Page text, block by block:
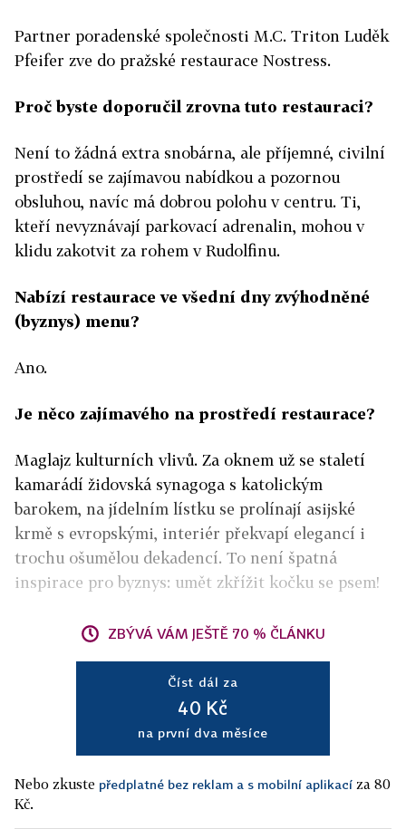
Partner poradenské společnosti M.C. Triton Luděk
Pfeifer zve do pražské restaurace Nostress.
Proč byste doporučil zrovna tuto restauraci?
Není to žádná extra snobárna, ale příjemné, civilní
prostředí se zajímavou nabídkou a pozornou
obsluhou, navíc má dobrou polohu v centru. Ti,
kteří nevyznávají parkovací adrenalin, mohou v
klidu zakotvit za rohem v Rudolfinu.
Nabízí restaurace ve všední dny zvýhodněné
(byznys) menu?
Ano.
Je něco zajímavého na prostředí restaurace?
Maglajz kulturních vlivů. Za oknem už se staletí
kamarádí židovská synagoga s katolickým
barokem, na jídelním lístku se prolínají asijské
krmě s evropskými, interiér překvapí elegancí i
trochu ošumělou dekadencí. To není špatná
inspirace pro byznys: umět zkřížit kočku se psem!
ZBÝVÁ VÁM JEŠTĚ 70 % ČLÁNKU
Číst dál za
40 Kč
na první dva měsíce
Nebo zkuste předplatné bez reklam a s mobilní aplikací za 80
Kč.